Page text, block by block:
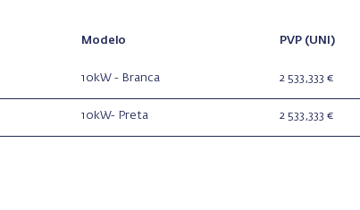
Modelo PVP (UNI)
10kW - Branca 2 533,333 €
10kW- Preta 2 533,333 €